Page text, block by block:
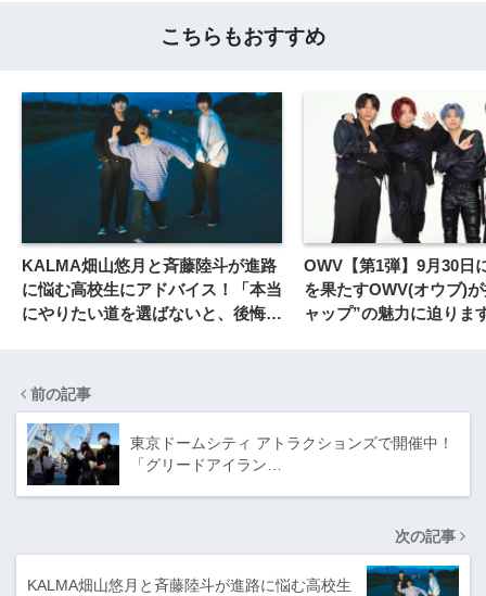
こちらもおすすめ
KALMA畑山悠月と斉藤陸斗が進路
に悩む高校生にアドバイス！「本当
にやりたい道を選ばないと、後悔す
OWV【第1弾】9月30日
を果たすOWV(オウブ)
ャップ”の魅力に迫りま
前の記事
東京ドームシティ アトラクションズで開催中！
「グリードアイラン…
次の記事
KALMA畑山悠月と斉藤陸斗が進路に悩む高校生